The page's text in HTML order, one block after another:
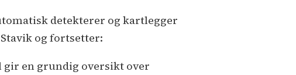
detekterer og kartlegger
og fortsetter:
gir en grundig oversikt over